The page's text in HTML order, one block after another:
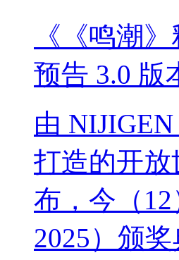
《《鸣潮
预告 3.0 版
由
打造的开放
布，今（12
2025）颁